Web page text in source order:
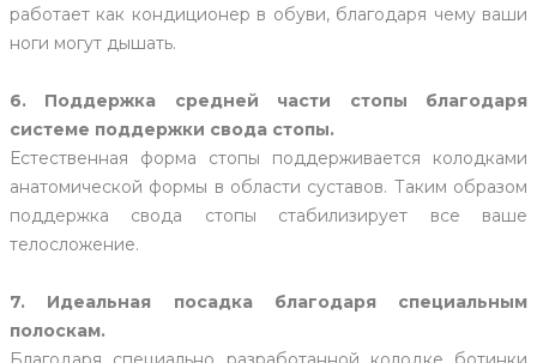
работает как кондиционер в обуви, благодаря чему ваши
ноги могут дышать.
6. Поддержка средней части стопы благодаря
системе поддержки свода стопы.
Естественная форма стопы поддерживается колодками
анатомической формы в области суставов. Таким образом
поддержка свода стопы стабилизирует все ваше
телосложение.
7. Идеальная посадка благодаря специальным
полоскам.